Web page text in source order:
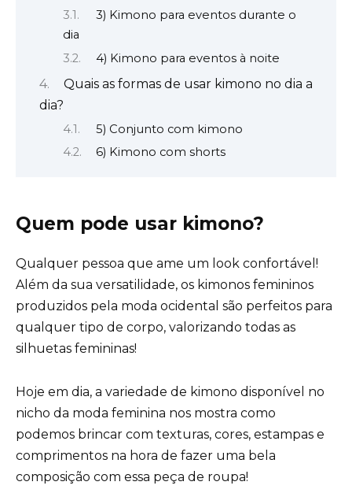
3) Kimono para eventos durante o
dia
4) Kimono para eventos à noite
Quais as formas de usar kimono no dia a
dia?
5) Conjunto com kimono
6) Kimono com shorts
Quem pode usar kimono?
Qualquer pessoa que ame um look confortável!
Além da sua versatilidade, os kimonos femininos
produzidos pela moda ocidental são perfeitos para
qualquer tipo de corpo, valorizando todas as
silhuetas femininas!
Hoje em dia, a variedade de kimono disponível no
nicho da moda feminina nos mostra como
podemos brincar com texturas, cores, estampas e
comprimentos na hora de fazer uma bela
composição com essa peça de roupa!